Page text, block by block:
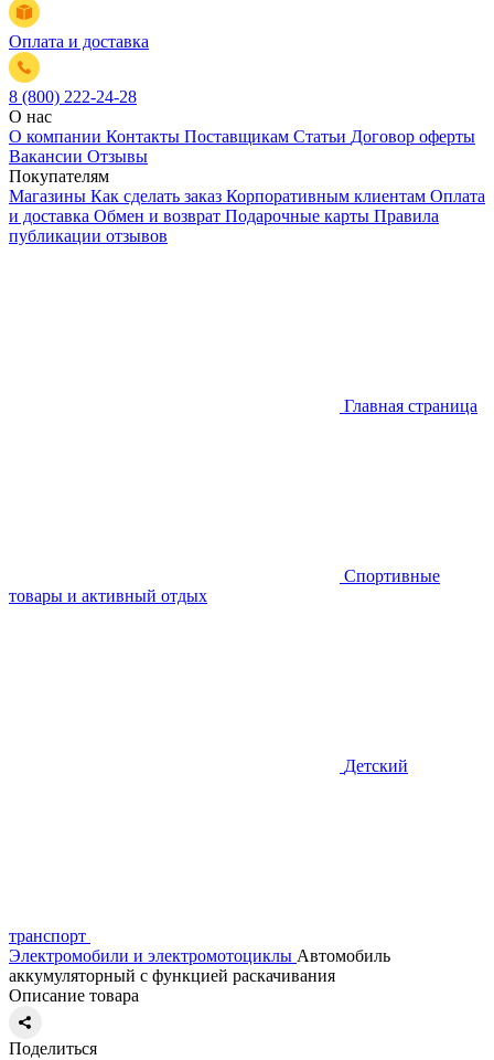
Оплата и доставка
8 (800) 222-24-28
О нас
О компании Контакты Поставщикам Статьи Договор оферты
Вакансии Отзывы
Покупателям
Магазины Как сделать заказ Корпоративным клиентам Оплата
и доставка Обмен и возврат Подарочные карты Правила
публикации отзывов
Главная страница
Спортивные
товары и активный отдых
Детский
транспорт
Электромобили и электромотоциклы Автомобиль
аккумуляторный с функцией раскачивания
Описание товара
Поделиться